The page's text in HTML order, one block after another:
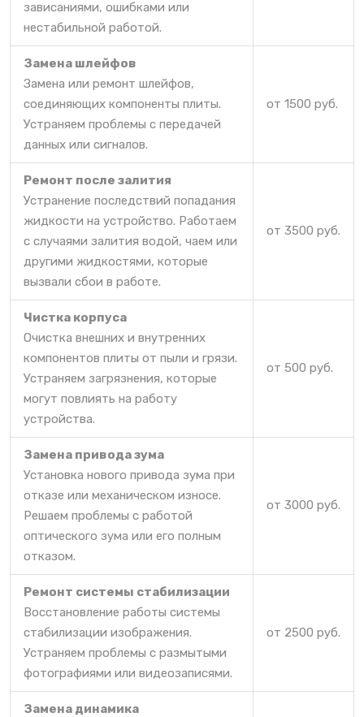
зависаниями, ошибками или
нестабильной работой.
Замена шлейфов
Замена или ремонт шлейфов,
соединяющих компоненты плиты.
Устраняем проблемы с передачей
данных или сигналов.
от 1500 руб.
Ремонт после залития
Устранение последствий попадания
жидкости на устройство. Работаем
с случаями залития водой, чаем или
другими жидкостями, которые
вызвали сбои в работе.
от 3500 руб.
Чистка корпуса
Очистка внешних и внутренних
компонентов плиты от пыли и грязи.
Устраняем загрязнения, которые
могут повлиять на работу
устройства.
от 500 руб.
Замена привода зума
Установка нового привода зума при
отказе или механическом износе.
Решаем проблемы с работой
оптического зума или его полным
отказом.
от 3000 руб.
Ремонт системы стабилизации
Восстановление работы системы
стабилизации изображения.
Устраняем проблемы с размытыми
фотографиями или видеозаписями.
от 2500 руб.
Замена динамика